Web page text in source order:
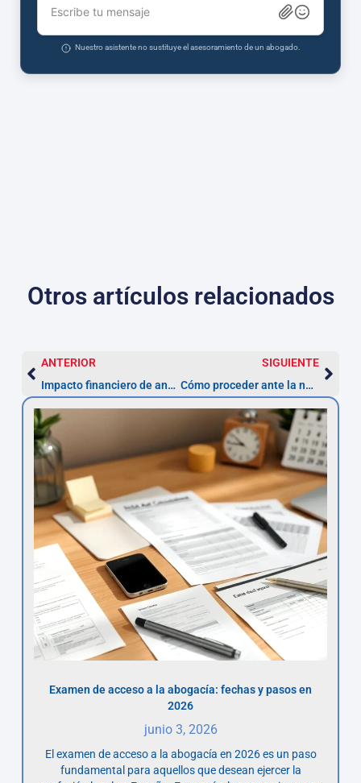
Escribe tu mensaje
Nuestro asistente no sustituye el asesoramiento de un abogado.
Otros artículos relacionados
ANTERIOR
Impacto financiero de anular un préstamo personal: lo que debes considerar
SIGUIENTE
Cómo proceder ante la negativa de tu banco a anular un préstamo usurario
Examen de acceso a la abogacía: fechas y pasos en
2026
junio 3, 2026
El examen de acceso a la abogacía en 2026 es un paso
fundamental para aquellos que desean ejercer la